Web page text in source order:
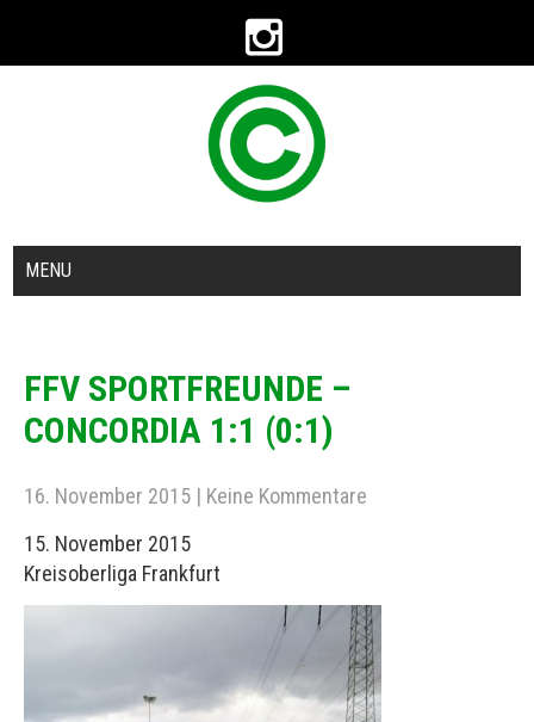
MENU
FFV SPORTFREUNDE –
CONCORDIA 1:1 (0:1)
16. November 2015 | Keine Kommentare
15. November 2015
Kreisoberliga Frankfurt